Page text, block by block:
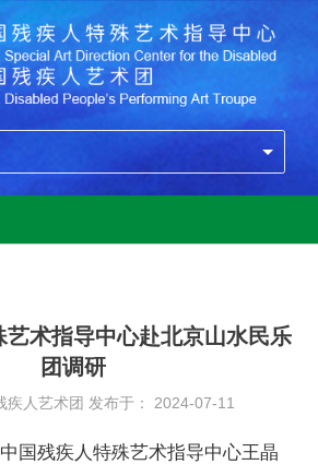
艺术指导中心赴北京山水民乐
团调研
疾人艺术团 发布于： 2024-07-11
国残疾人特殊艺术指导中心王晶